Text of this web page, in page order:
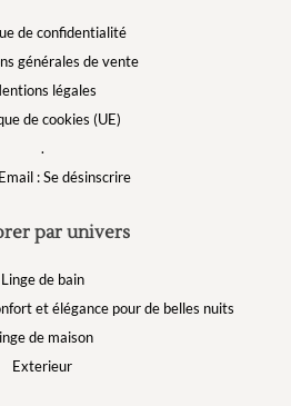
de confidentialité
générales de vente
légales
de cookies (UE)
.
: Se désinscrire
par univers
Linge de bain
et élégance pour de belles nuits
de maison
Exterieur